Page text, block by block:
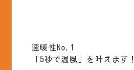
速暖性No.1
「5秒で温風」を叶えます！